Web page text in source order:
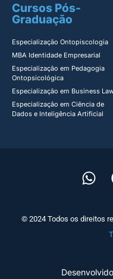
Cursos Pós-
Graduação
Especialização Ontopiscologia ​
MBA Identidade Empresarial​
Especialização em Pedagogia
Ontopsicológica​
Especialização em Business
Especialização em Ciência de
Dados e Inteligência Artificial
© 2024 Todos os direitos